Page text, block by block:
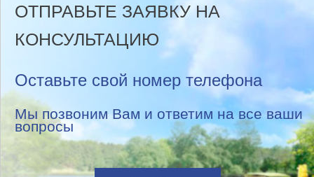
ОТПРАВЬТЕ ЗАЯВКУ НА
КОНСУЛЬТАЦИЮ
Оставьте свой номер телефона
Мы позвоним Вам и ответим на все ваши
вопросы